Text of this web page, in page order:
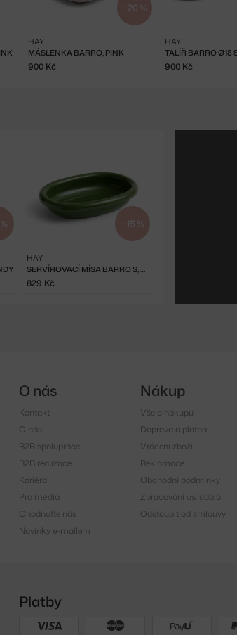
−20 %
MÁSLENKA BARRO, PINK
HAY
900 Kč
HAY
900 Kč
−15 %
SERVÍROVACÍ MÍSA BARRO S, GREEN
HAY
829 Kč
O nás
Kontakt
O nás
B2B spolupráce
B2B realizace
Kariéra
Pro média
Ohodnoťte nás
Novinky e-mailem
Nákup
Vše o nákupu
Doprava a platba
Vrácení zboží
Reklamace
Obchodní podmínky
Zpracování os. údajů
Odstoupit od smlouvy
Platby